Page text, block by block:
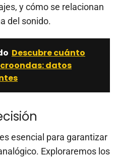
y cómo se relacionan
del sonido.
Descubre cuánto
datos
esencial para garantizar
Exploraremos los